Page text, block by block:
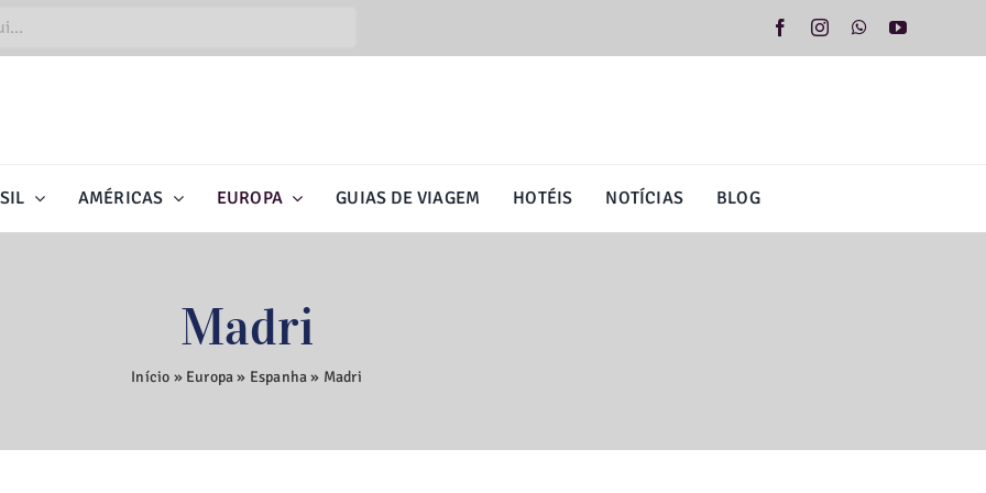
AMÉRICAS EUROPA GUIAS DE VIAGEM HOTÉIS NOTÍCIAS BLOG
Madri
Início » Europa» Espanha» Madri